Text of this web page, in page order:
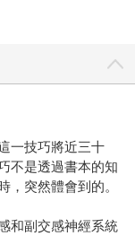
一技巧將近三十
不是透過書本的知
，突然體會到的。
和副交感神經系統